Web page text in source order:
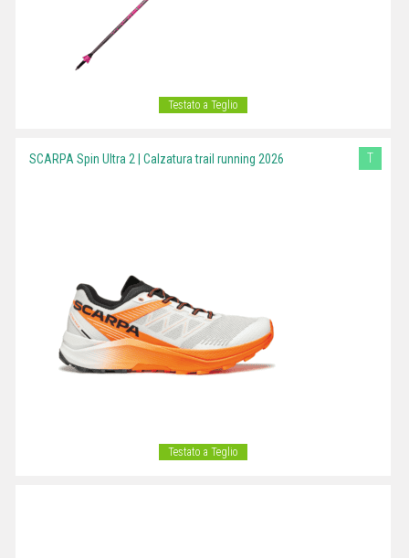
Testato a Teglio
SCARPA Spin Ultra 2 | Calzatura trail running 2026 T
Testato a Teglio